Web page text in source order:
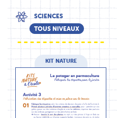
SCIENCES
TOUS NIVEAUX
KIT NATURE